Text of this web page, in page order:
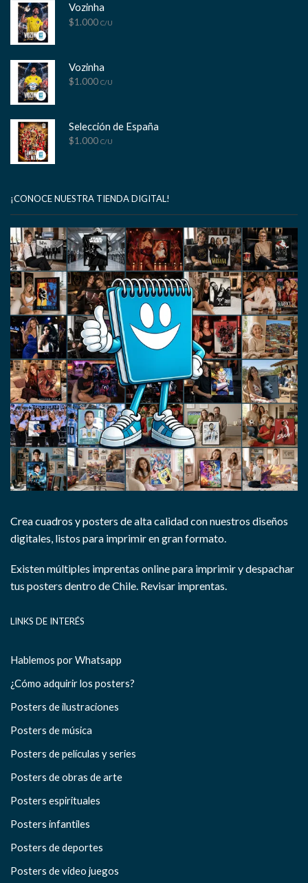
Vozinha
$1.000 C/U
Vozinha
$1.000 C/U
Selección de España
$1.000 C/U
¡CONOCE NUESTRA TIENDA DIGITAL!
Crea cuadros y posters de alta calidad con nuestros diseños
digitales, listos para imprimir en gran formato.
Existen múltiples imprentas online para imprimir y despachar
tus posters dentro de Chile. Revisar imprentas.
LINKS DE INTERÉS
Hablemos por Whatsapp
¿Cómo adquirir los posters?
Posters de ilustraciones
Posters de música
Posters de películas y series
Posters de obras de arte
Posters espirituales
Posters infantiles
Posters de deportes
Posters de video juegos